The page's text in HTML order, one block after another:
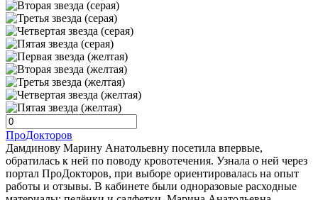
ПроДокторов
Дамдинову Марину Анатольевну посетила впервые,
обратилась к ней по поводу кровотечения. Узнала о ней через
портал ПроДокторов, при выборе ориентировалась на опыт
работы и отзывы. В кабинете были одноразовые расходные